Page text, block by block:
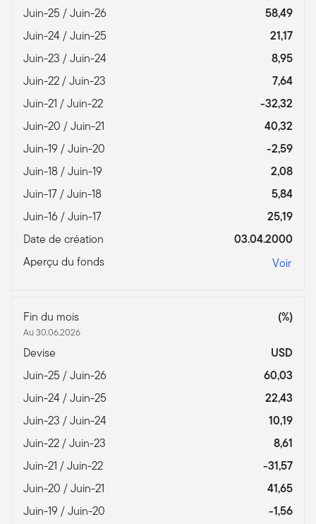
Juin-25 / Juin-26
58,49
Juin-24 / Juin-25
21,17
Juin-23 / Juin-24
8,95
Juin-22 / Juin-23
7,64
Juin-21 / Juin-22
-32,32
Juin-20 / Juin-21
40,32
Juin-19 / Juin-20
-2,59
Juin-18 / Juin-19
2,08
Juin-17 / Juin-18
5,84
Juin-16 / Juin-17
25,19
Date de création
03.04.2000
Aperçu du fonds
Voir
Fin du mois
Au 30.06.2026
(%)
Devise
USD
Juin-25 / Juin-26
60,03
Juin-24 / Juin-25
22,43
Juin-23 / Juin-24
10,19
Juin-22 / Juin-23
8,61
Juin-21 / Juin-22
-31,57
Juin-20 / Juin-21
41,65
Juin-19 / Juin-20
-1,56